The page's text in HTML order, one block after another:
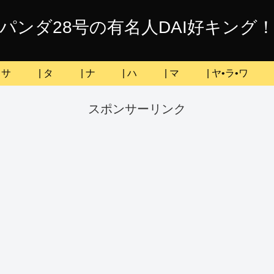
パンダ28号の有名人DAI好キング！
| サ | タ | ナ | ハ | マ | ヤ•ラ•ワ
スポンサーリンク